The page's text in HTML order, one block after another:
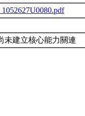
未建立核心能力關連